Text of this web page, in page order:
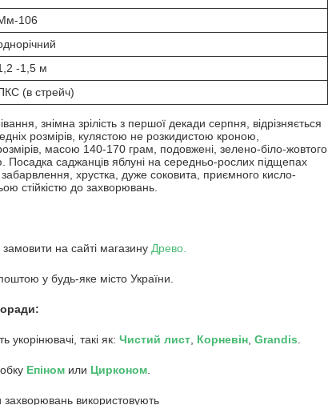
106
-1,5 м
(в стрейч)
знімна зрілість з першої декади серпня, відрізняється
розмірів, кулястою не розкидистою кроною,
масою 140-170 грам, подовжені, зелено-біло-жовтого
саджанців яблуні на середньо-рослих підщепах
хрустка, дуже соковита, приємного кисло-
стійкістю до захворювань.
на сайті магазину Древо.
у будь-яке місто України.
такі як: Чистий лист, Корневін, Grandis.
Епіном или Цирконом.
захворювань використовують